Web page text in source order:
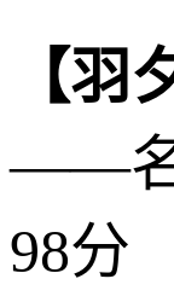
【羽
——名
98分